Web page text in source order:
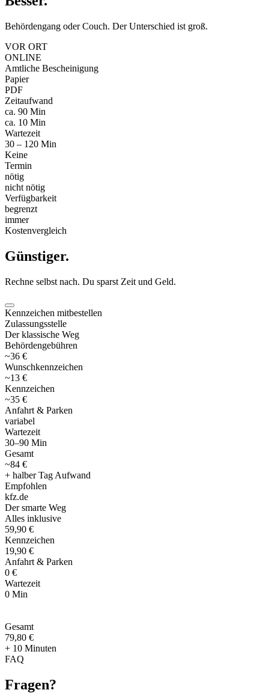
Behördengang oder Couch. Der Unterschied ist groß.
VOR ORT
ONLINE
Amtliche Bescheinigung
Papier
PDF
Zeitaufwand
ca. 90 Min
ca. 10 Min
Wartezeit
30 – 120 Min
Keine
Termin
nötig
nicht nötig
Verfügbarkeit
begrenzt
immer
Kostenvergleich
Günstiger.
Rechne selbst nach. Du sparst Zeit und Geld.
Kennzeichen mitbestellen
Zulassungsstelle
Der klassische Weg
Behördengebühren
~36 €
Wunschkennzeichen
~13 €
Kennzeichen
~35 €
Anfahrt & Parken
variabel
Wartezeit
30–90 Min
Gesamt
~84 €
+ halber Tag Aufwand
Empfohlen
kfz.de
Der smarte Weg
Alles inklusive
59,90 €
Kennzeichen
19,90 €
Anfahrt & Parken
0 €
Wartezeit
0 Min
Gesamt
79,80 €
+ 10 Minuten
FAQ
Fragen?